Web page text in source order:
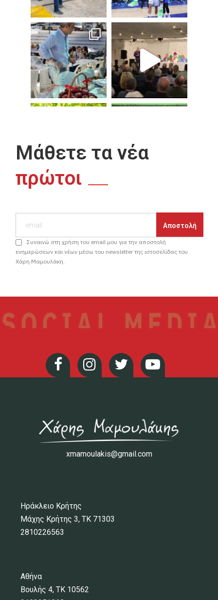
Μάθετε τα νέα
πρώτοι
Συναινώ στη χρήση του email μου για την αποστολή
ενημερώσεων και νέων μέσω του newsletter της ιστοσελίδας του
Χάρη Μαμουλάκη.
xmamoulakis@gmail.com
Ηράκλειο Κρήτης
Μάχης Κρήτης 3, ΤΚ 71303
2810226563
Αθήνα
Βουλής 4, ΤΚ 10562